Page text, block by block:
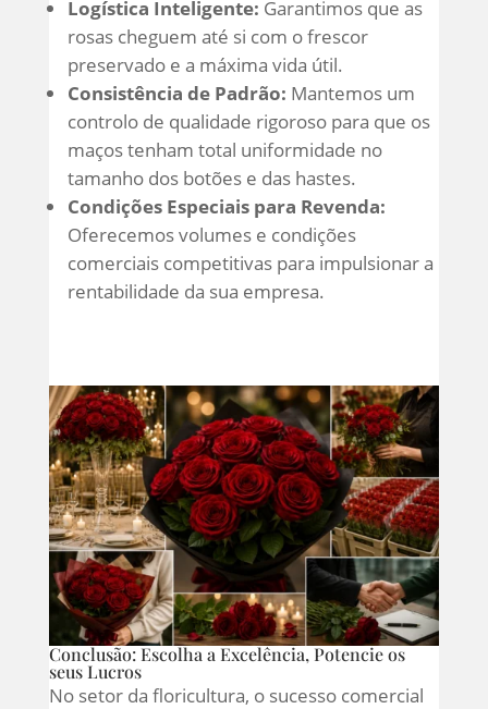
Logística Inteligente: Garantimos que as
rosas cheguem até si com o frescor
preservado e a máxima vida útil.
Consistência de Padrão: Mantemos um
controlo de qualidade rigoroso para que os
maços tenham total uniformidade no
tamanho dos botões e das hastes.
Condições Especiais para Revenda:
Oferecemos volumes e condições
comerciais competitivas para impulsionar a
rentabilidade da sua empresa.
Conclusão: Escolha a Excelência, Potencie os
seus Lucros
No setor da floricultura, o sucesso comercial